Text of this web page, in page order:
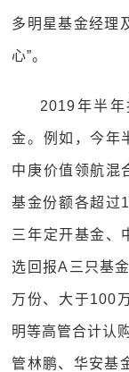
多明星基金经理
心”。
2019年半
金。例如，今年
中庚价值领航混
基金份额各超过
三年定开基金、
选回报A三只基
万份、大于100
明等高管合计认
管林鹏、华安基